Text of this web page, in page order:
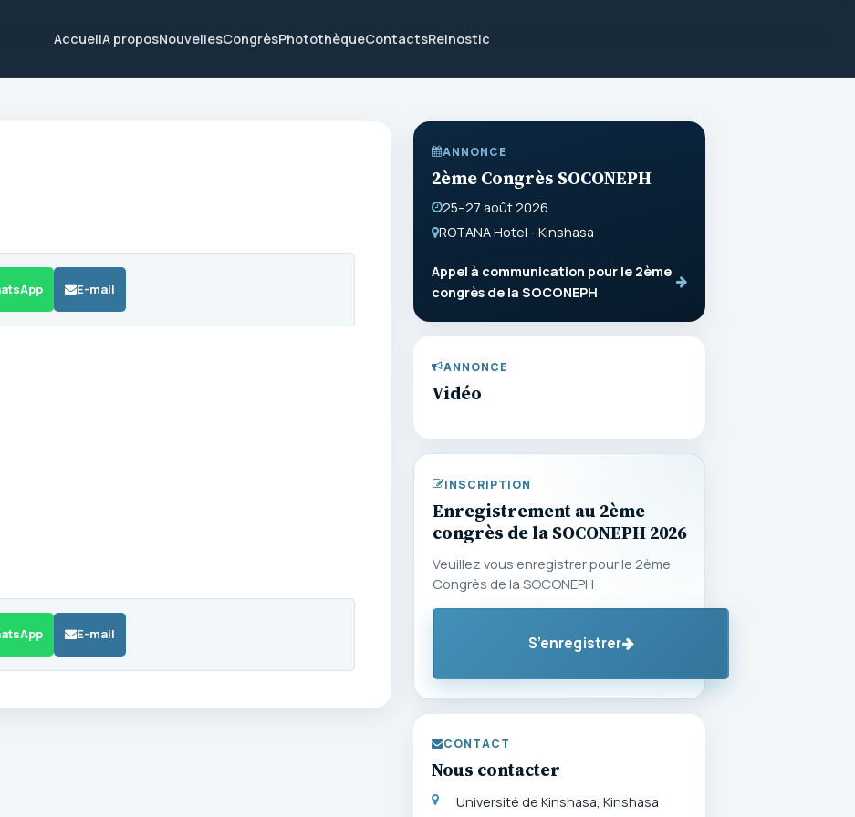
AccueilA proposNouvellesCongrèsPhotothèqueContactsReinostic
E-mail
E-mail
ANNONCE
2ème Congrès SOCONEPH
25–27 août 2026
ROTANA Hotel - Kinshasa
Appel à communication pour le 2ème
congrès de la SOCONEPH
ANNONCE
Vidéo
INSCRIPTION
Enregistrement au 2ème
congrès de la SOCONEPH 2026
Veuillez vous enregistrer pour le 2ème
Congrès de la SOCONEPH
S’enregistrer
CONTACT
Nous contacter
Université de Kinshasa, Kinshasa